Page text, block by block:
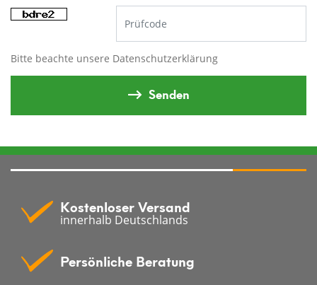
Bitte beachte unsere Datenschutzerklärung
Senden
Kostenloser Versand
innerhalb Deutschlands
Persönliche Beratung